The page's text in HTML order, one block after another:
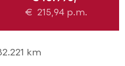
€ 215,94p.m.
km